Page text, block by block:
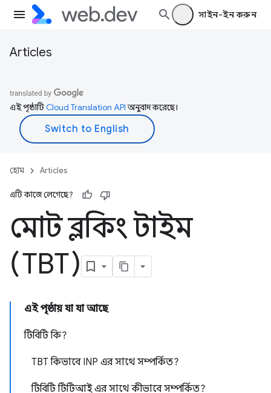
সাইন-ইন করুন
Articles
এই পৃষ্ঠাটিCloud Translation APIঅনুবাদ করেছে।
হোম Articles
এটি কাজে লেগেছে?
মোট ব্লকিং টাইম
(TBT)
এই পৃষ্ঠায় যা যা আছে
টিবিটি কি?
TBT কিভাবে INP এর সাথে সম্পর্কিত?
টিবিটি টিটিআই এর সাথে কীভাবে সম্পর্কিত?